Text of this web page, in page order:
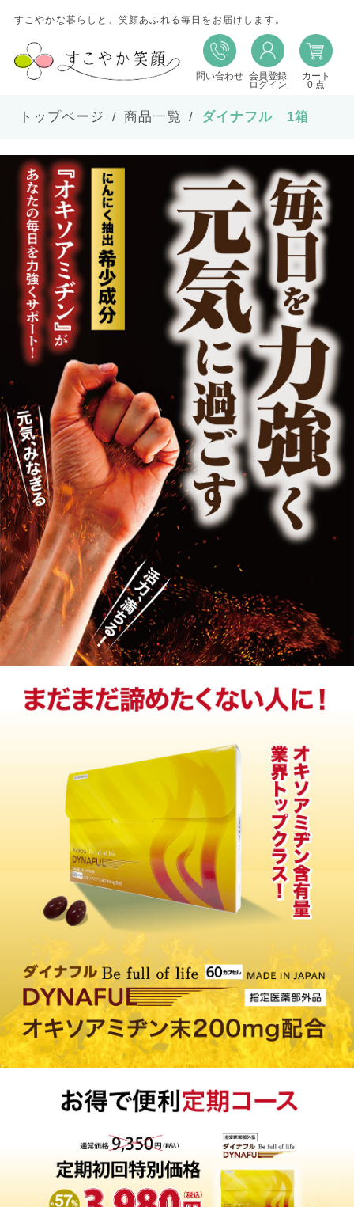
すこやかな暮らしと、笑顔あふれる毎日をお届けします。
問い合わせ 会員登録
ログイン
カート
0 点
トップページ 商品一覧 ダイナフル 1箱